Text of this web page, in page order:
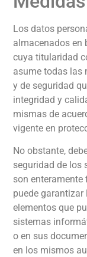
Los datos
almacenados en
cuya titularidad
asume todas las
y de seguridad
integridad y
mismas de
vigente en
No obstante,
seguridad de los
son
puede
elementos que
sistemas
o en sus
en los mismos